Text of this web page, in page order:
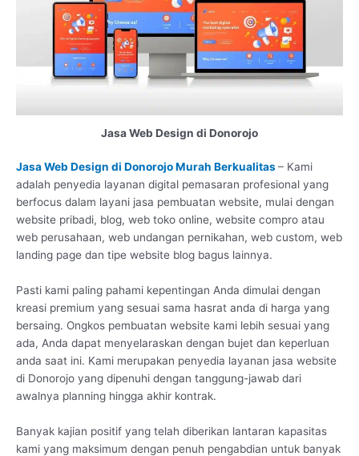
Jasa Web Design di Donorojo
Jasa Web Design di Donorojo Murah Berkualitas– Kami
adalah penyedia layanan digital pemasaran profesional yang
berfocus dalam layani jasa pembuatan website, mulai dengan
website pribadi, blog, web toko online, website compro atau
web perusahaan, web undangan pernikahan, web custom, web
landing page dan tipe website blog bagus lainnya.
Pasti kami paling pahami kepentingan Anda dimulai dengan
kreasi premium yang sesuai sama hasrat anda di harga yang
bersaing. Ongkos pembuatan website kami lebih sesuai yang
ada, Anda dapat menyelaraskan dengan bujet dan keperluan
anda saat ini. Kami merupakan penyedia layanan jasa website
di Donorojo yang dipenuhi dengan tanggung-jawab dari
awalnya planning hingga akhir kontrak.
Banyak kajian positif yang telah diberikan lantaran kapasitas
kami yang maksimum dengan penuh pengabdian untuk banyak